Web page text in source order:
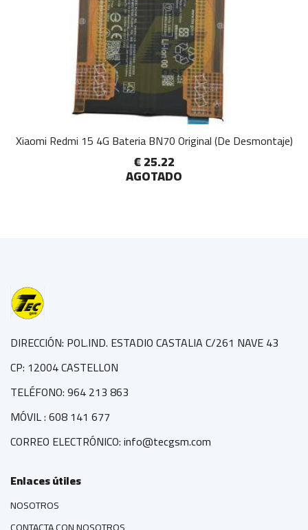
Xiaomi Redmi 15 4G Bateria BN70 Original (De Desmontaje)
€ 25.22
AGOTADO
DIRECCIÓN: POL.IND. ESTADIO CASTALIA C/261 NAVE 43
CP: 12004 CASTELLON
TELÉFONO: 964 213 863
MÓVIL : 608 141 677
CORREO ELECTRÓNICO: info@tecgsm.com
Enlaces útiles
NOSOTROS